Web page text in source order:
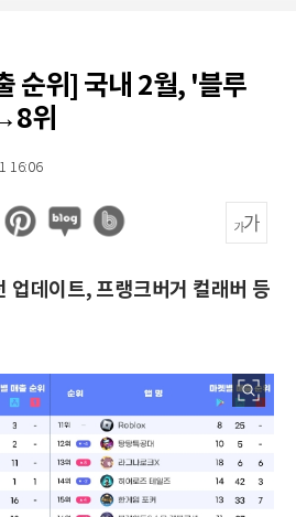
순위] 국내 2월, '블루
위
16:06
업데이트, 프랭크버거 컬래버 등